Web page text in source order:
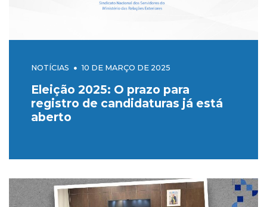
NOTÍCIAS 10 DE MARÇO DE 2025
Eleição 2025: O prazo para
registro de candidaturas já está
aberto